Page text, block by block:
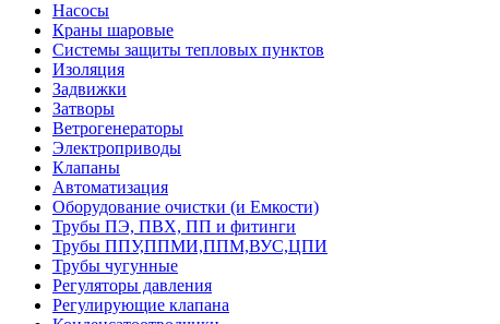
Насосы
Краны шаровые
Системы защиты тепловых пунктов
Изоляция
Задвижки
Затворы
Ветрогенераторы
Электроприводы
Клапаны
Автоматизация
Оборудование очистки (и Емкости)
Трубы ПЭ, ПВХ, ПП и фитинги
Трубы ППУ,ППМИ,ППМ,ВУС,ЦПИ
Трубы чугунные
Регуляторы давления
Регулирующие клапана